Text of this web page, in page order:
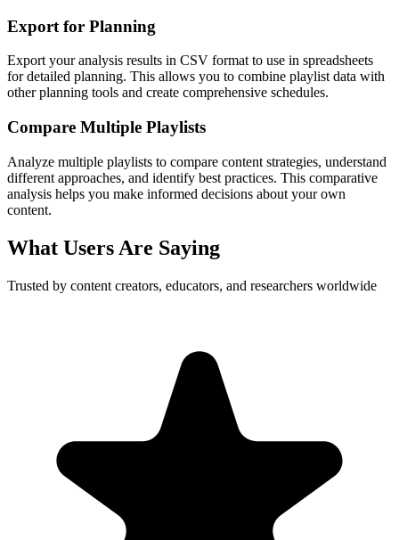
Export for Planning
Export your analysis results in CSV format to use in spreadsheets
for detailed planning. This allows you to combine playlist data with
other planning tools and create comprehensive schedules.
Compare Multiple Playlists
Analyze multiple playlists to compare content strategies, understand
different approaches, and identify best practices. This comparative
analysis helps you make informed decisions about your own
content.
What Users Are Saying
Trusted by content creators, educators, and researchers worldwide